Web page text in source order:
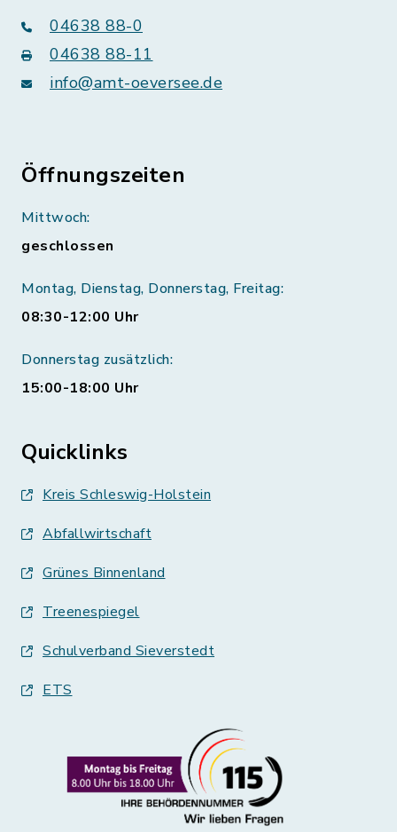
04638 88-0
04638 88-11
info@amt-oeversee.de
Öffnungszeiten
Mittwoch:
geschlossen
Montag, Dienstag, Donnerstag, Freitag:
08:30-12:00 Uhr
Donnerstag zusätzlich:
15:00-18:00 Uhr
Quicklinks
Kreis Schleswig-Holstein
Abfallwirtschaft
Grünes Binnenland
Treenespiegel
Schulverband Sieverstedt
ETS